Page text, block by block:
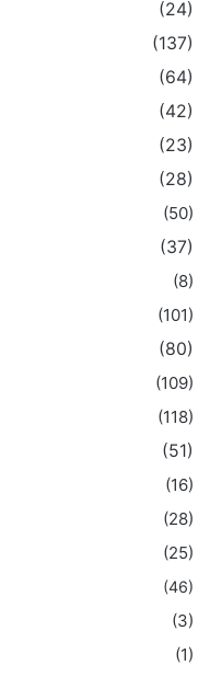
(24)
(137)
(64)
(42)
(23)
(28)
(50)
(37)
(8)
(101)
(80)
(109)
(118)
(51)
(16)
(28)
(25)
(46)
(3)
(1)